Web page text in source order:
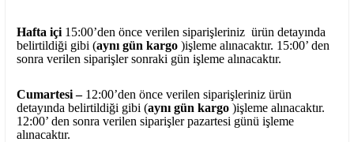
Hafta içi 15:00’den önce verilen siparişleriniz ürün detayında
belirtildiği gibi (aynı gün kargo )işleme alınacaktır. 15:00’ den
sonra verilen siparişler sonraki gün işleme alınacaktır.
Cumartesi – 12:00’den önce verilen siparişleriniz ürün
detayında belirtildiği gibi (aynı gün kargo )işleme alınacaktır.
12:00’ den sonra verilen siparişler pazartesi günü işleme
alınacaktır.